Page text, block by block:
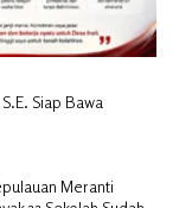
Siap Bawa
Meranti